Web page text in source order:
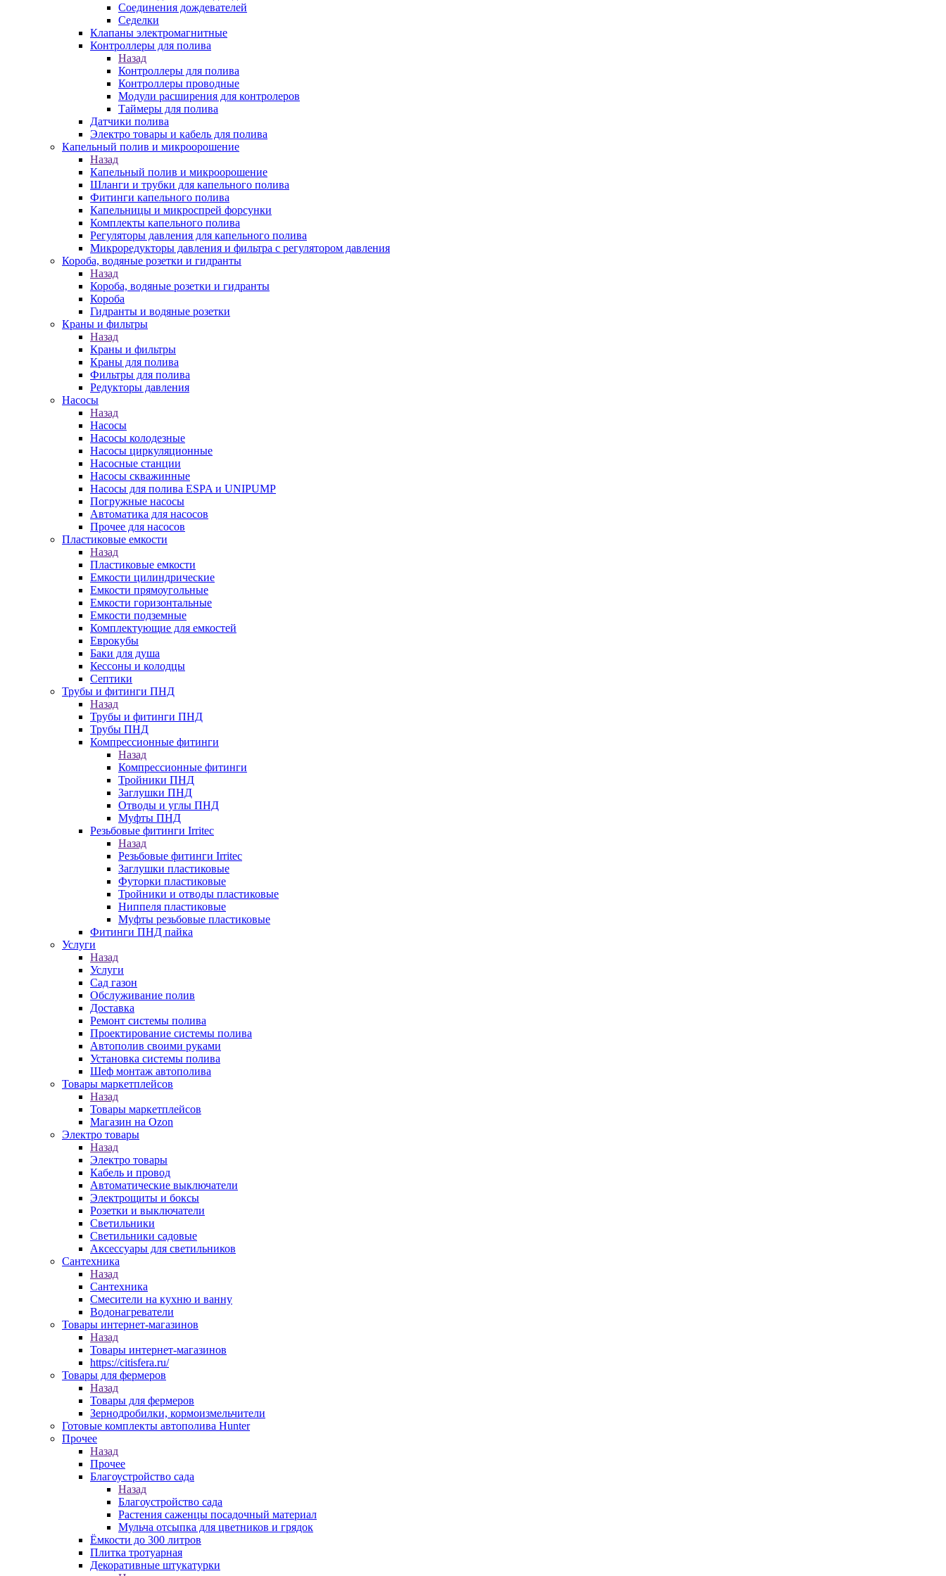
Соединения дождевателей
Седелки
Клапаны электромагнитные
Контроллеры для полива
Назад
Контроллеры для полива
Контроллеры проводные
Модули расширения для контролеров
Таймеры для полива
Датчики полива
Электро товары и кабель для полива
Капельный полив и микроорошение
Назад
Капельный полив и микроорошение
Шланги и трубки для капельного полива
Фитинги капельного полива
Капельницы и микроспрей форсунки
Комплекты капельного полива
Регуляторы давления для капельного полива
Микроредукторы давления и фильтра с регулятором давления
Короба, водяные розетки и гидранты
Назад
Короба, водяные розетки и гидранты
Короба
Гидранты и водяные розетки
Краны и фильтры
Назад
Краны и фильтры
Краны для полива
Фильтры для полива
Редукторы давления
Насосы
Назад
Насосы
Насосы колодезные
Насосы циркуляционные
Насосные станции
Насосы скважинные
Насосы для полива ESPA и UNIPUMP
Погружные насосы
Автоматика для насосов
Прочее для насосов
Пластиковые емкости
Назад
Пластиковые емкости
Емкости цилиндрические
Емкости прямоугольные
Емкости горизонтальные
Емкости подземные
Комплектующие для емкостей
Еврокубы
Баки для душа
Кессоны и колодцы
Септики
Трубы и фитинги ПНД
Назад
Трубы и фитинги ПНД
Трубы ПНД
Компрессионные фитинги
Назад
Компрессионные фитинги
Тройники ПНД
Заглушки ПНД
Отводы и углы ПНД
Муфты ПНД
Резьбовые фитинги Irritec
Назад
Резьбовые фитинги Irritec
Заглушки пластиковые
Футорки пластиковые
Тройники и отводы пластиковые
Ниппеля пластиковые
Муфты резьбовые пластиковые
Фитинги ПНД пайка
Услуги
Назад
Услуги
Сад газон
Обслуживание полив
Доставка
Ремонт системы полива
Проектирование системы полива
Автополив своими руками
Установка системы полива
Шеф монтаж автополива
Товары маркетплейсов
Назад
Товары маркетплейсов
Магазин на Ozon
Электро товары
Назад
Электро товары
Кабель и провод
Автоматические выключатели
Электрощиты и боксы
Розетки и выключатели
Светильники
Светильники садовые
Аксессуары для светильников
Сантехника
Назад
Сантехника
Смесители на кухню и ванну
Водонагреватели
Товары интернет-магазинов
Назад
Товары интернет-магазинов
https://citisfera.ru/
Товары для фермеров
Назад
Товары для фермеров
Зернодробилки, кормоизмельчители
Готовые комплекты автополива Hunter
Прочее
Назад
Прочее
Благоустройство сада
Назад
Благоустройство сада
Растения саженцы посадочный материал
Мульча отсыпка для цветников и грядок
Ёмкости до 300 литров
Плитка тротуарная
Декоративные штукатурки